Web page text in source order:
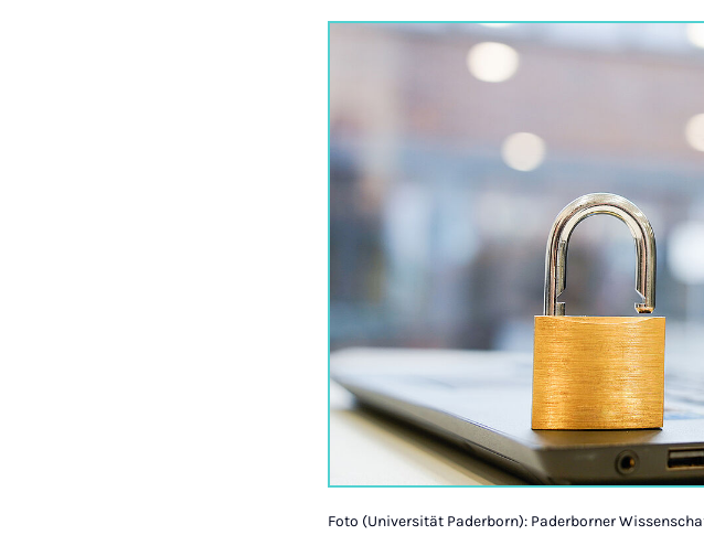
Foto (Universität Paderborn): Paderborner